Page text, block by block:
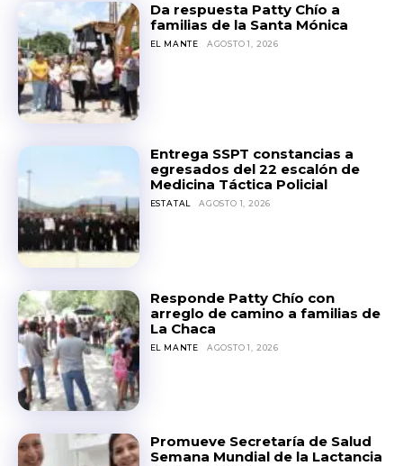
Da respuesta Patty Chío a
familias de la Santa Mónica
EL MANTE AGOSTO 1, 2026
Entrega SSPT constancias a
egresados del 22 escalón de
Medicina Táctica Policial
ESTATAL AGOSTO 1, 2026
Responde Patty Chío con
arreglo de camino a familias de
La Chaca
EL MANTE AGOSTO 1, 2026
Promueve Secretaría de Salud
Semana Mundial de la Lactancia